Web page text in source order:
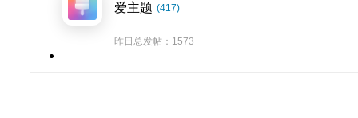
爱主题 (417)
昨日总发帖：1573